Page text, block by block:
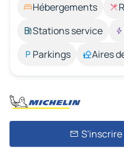
Hébergements
Stations service
Parkings
Aires